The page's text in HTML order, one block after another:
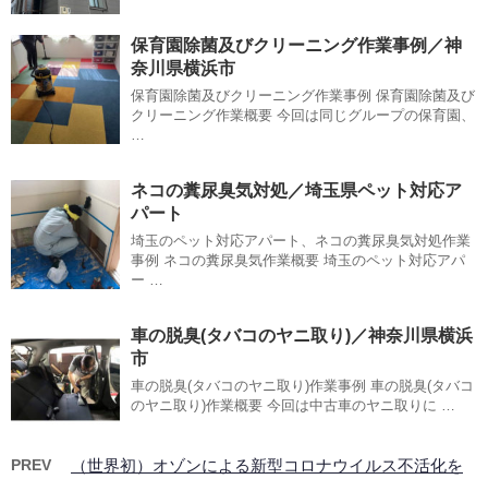
保育園除菌及びクリーニング作業事例／神
奈川県横浜市
保育園除菌及びクリーニング作業事例 保育園除菌及び
クリーニング作業概要 今回は同じグループの保育園、
…
ネコの糞尿臭気対処／埼玉県ペット対応ア
パート
埼玉のペット対応アパート、ネコの糞尿臭気対処作業
事例 ネコの糞尿臭気作業概要 埼玉のペット対応アパ
ー …
車の脱臭(タバコのヤニ取り)／神奈川県横浜
市
車の脱臭(タバコのヤニ取り)作業事例 車の脱臭(タバコ
のヤニ取り)作業概要 今回は中古車のヤニ取りに …
PREV
（世界初）オゾンによる新型コロナウイルス不活化を